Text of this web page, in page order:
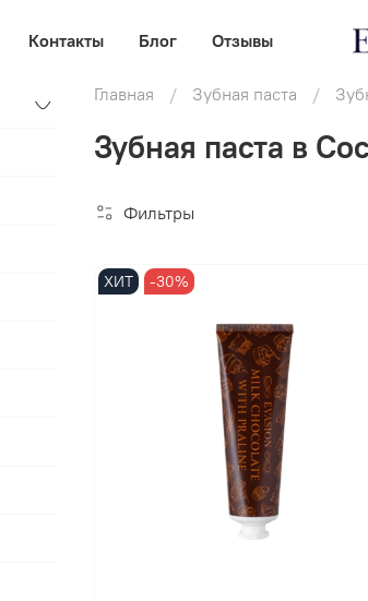
Контакты Блог Отзывы
Главная Зубная паста
Зубная паста в
Фильтры
ХИТ -30%
В корзину